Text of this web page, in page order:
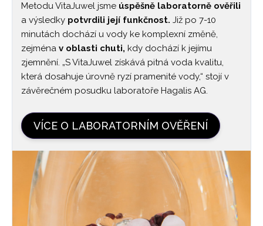
Metodu VitaJuwel jsme úspěšně laboratorně ověřili
a výsledky potvrdili její funkčnost. Již po 7-10
minutách dochází u vody ke komplexní změně,
zejména v oblasti chuti, kdy dochází k jejímu
zjemnění. „S VitaJuwel získává pitná voda kvalitu,
která dosahuje úrovně ryzí pramenité vody,“ stojí v
závěrečném posudku laboratoře Hagalis AG.
VÍCE O LABORATORNÍM OVĚŘENÍ